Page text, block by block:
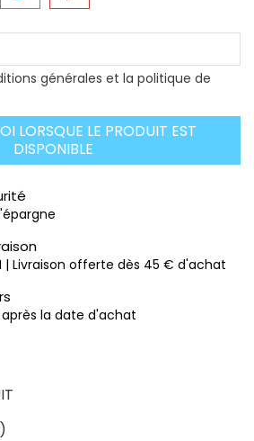
générales et la politique de
LORSQUE LE PRODUIT EST
DISPONIBLE
| Livraison offerte dès 45 € d'achat
après la date d'achat